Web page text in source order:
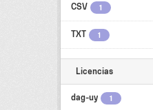
CSV 1
TXT 1
Licencias
dag-uy 1